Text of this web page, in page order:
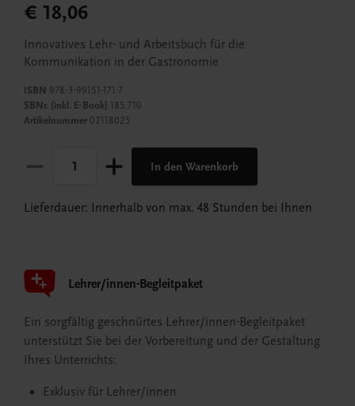
€ 18,06
Innovatives Lehr- und Arbeitsbuch für die
Kommunikation in der Gastronomie
ISBN 978-3-99151-171-7
SBNr. (inkl. E-Book) 185.710
Artikelnummer 02118025
In den Warenkorb
Lieferdauer: Innerhalb von max. 48 Stunden bei Ihnen
Lehrer/innen-Begleitpaket
Ein sorgfältig geschnürtes Lehrer/innen-Begleitpaket
unterstützt Sie bei der Vorbereitung und der Gestaltung
Ihres Unterrichts:
Exklusiv für Lehrer/innen